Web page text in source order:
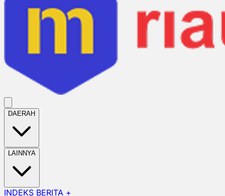
DAERAH
LAINNYA
INDEKS BERITA +